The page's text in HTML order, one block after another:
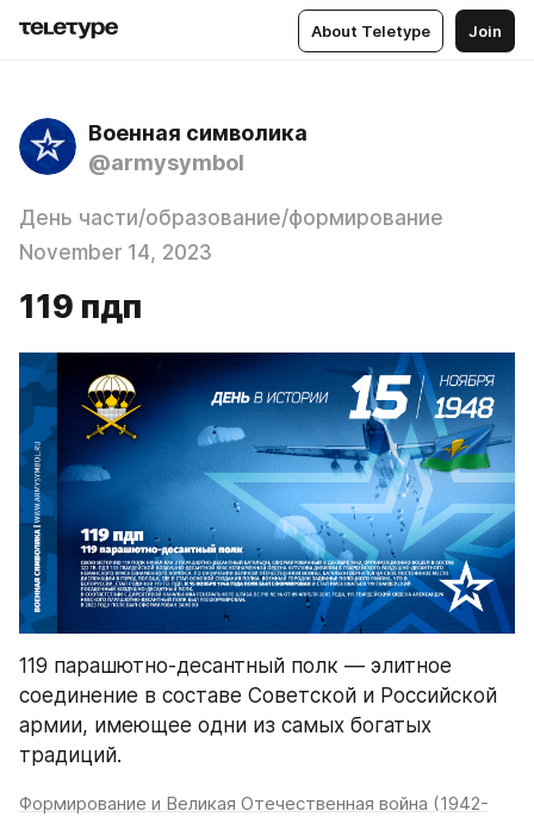
About Teletype Join
Военная символика
@armysymbol
День части/образование/формирование
November 14, 2023
119 пдп
119 парашютно-десантный полк — элитное
соединение в составе Советской и Российской
армии, имеющее одни из самых богатых
традиций.
Формирование и Великая Отечественная война (1942-